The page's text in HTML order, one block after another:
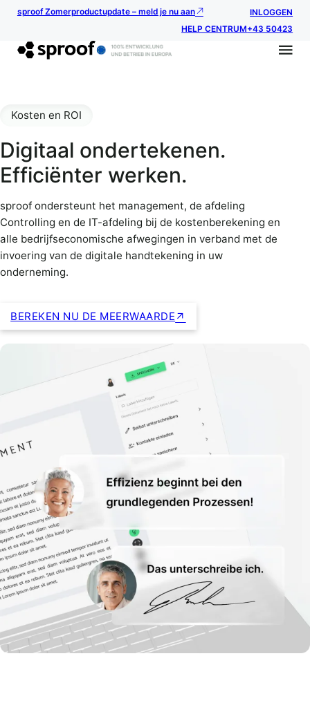
sproof Zomerproductupdate – meld je nu aan
INLOGGEN
HELP CENTRUM+43 50423
Digitaal ondertekenen.
Efficiënter werken.
Kosten en ROI
sproof ondersteunt het management, de afdeling
Controlling en de IT-afdeling bij de kostenberekening en
alle bedrijfseconomische afwegingen in verband met de
invoering van de digitale handtekening in uw
onderneming.
BEREKEN NU DE MEERWAARDE